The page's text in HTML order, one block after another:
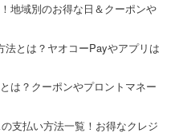
地域別のお得な日＆クーポンや
法とは？ヤオコーPayやアプリは
は？クーポンやプロントマネー
支払い方法一覧！お得なクレジ